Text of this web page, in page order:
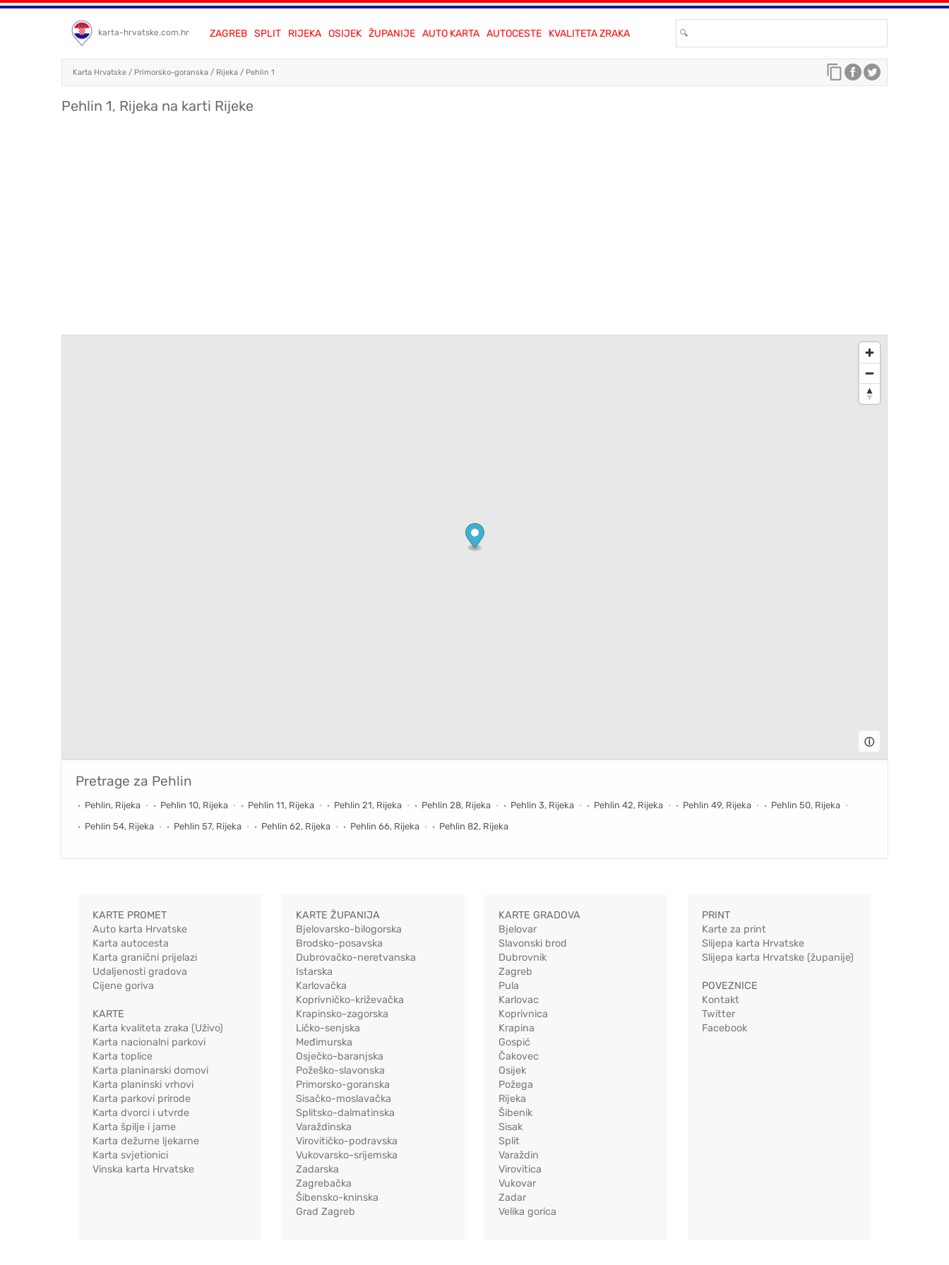
karta-hrvatske.com.hr ZAGREB SPLIT RIJEKA OSIJEK ŽUPANIJE AUTO KARTA AUTOCESTE KVALITETA ZRAKA
Karta Hrvatske / Primorsko-goranska / Rijeka / Pehlin 1
Pehlin 1, Rijeka na karti Rijeke
ⓘ
Pretrage za Pehlin
Pehlin, Rijeka Pehlin 10, Rijeka Pehlin 11, Rijeka Pehlin 21, Rijeka Pehlin 28, Rijeka Pehlin 3, Rijeka Pehlin 42, Rijeka Pehlin 49, Rijeka
Pehlin 50, Rijeka
Pehlin 54, Rijeka
Pehlin 57, Rijeka Pehlin 62, Rijeka Pehlin 66, Rijeka Pehlin 82, Rijeka
KARTE PROMET
Auto karta Hrvatske
Karta autocesta
Karta granični prijelazi
Udaljenosti gradova
Cijene goriva
KARTE
Karta kvaliteta zraka (Uživo)
Karta nacionalni parkovi
Karta toplice
Karta planinarski domovi
Karta planinski vrhovi
Karta parkovi prirode
Karta dvorci i utvrde
Karta špilje i jame
Karta dežurne ljekarne
Karta svjetionici
Vinska karta Hrvatske
KARTE ŽUPANIJA
Bjelovarsko-bilogorska
Brodsko-posavska
Dubrovačko-neretvanska
Istarska
Karlovačka
Koprivničko-križevačka
Krapinsko-zagorska
Ličko-senjska
Međimurska
Osječko-baranjska
Požeško-slavonska
Primorsko-goranska
Sisačko-moslavačka
Splitsko-dalmatinska
Varaždinska
Virovitičko-podravska
Vukovarsko-srijemska
Zadarska
Zagrebačka
Šibensko-kninska
Grad Zagreb
KARTE GRADOVA
Bjelovar
Slavonski brod
Dubrovnik
Zagreb
Pula
Karlovac
Koprivnica
Krapina
Gospić
Čakovec
Osijek
Požega
Rijeka
Šibenik
Sisak
Split
Varaždin
Virovitica
Vukovar
Zadar
Velika gorica
PRINT
Karte za print
Slijepa karta Hrvatske
Slijepa karta Hrvatske (županije)
POVEZNICE
Kontakt
Twitter
Facebook